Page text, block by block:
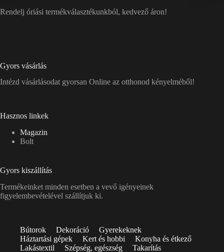
Rendelj óriási termékválasztékunkból, kedvező áron!
Gyors vásárlás
Intézd vásárlásodat gyorsan Online az otthonod kényelméből!
Hasznos linkek
Magazin
Bolt
Gyors kiszállítás
Termékeinket minden esetben a vevő igényeinek
figyelembevételével szállítjuk ki.
Bútorok Dekoráció
Gyerekeknek
Háztartási gépek
Kert és hobbi
Konyha és étkező
Lakástextil
Szépség, egészség Takarítás